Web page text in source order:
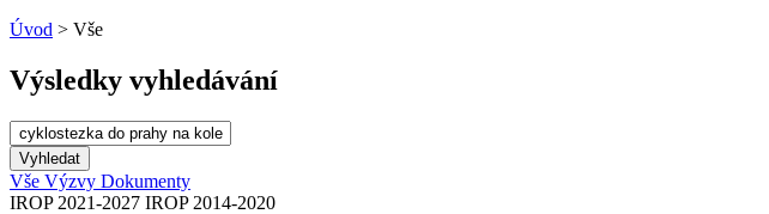
Úvod > Vše
Výsledky vyhledávání
Vše Výzvy Dokumenty
IROP 2021-2027 IROP 2014-2020